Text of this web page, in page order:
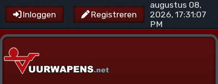
Inloggen Registreren
augustus 08,
2026, 17:31:07
PM